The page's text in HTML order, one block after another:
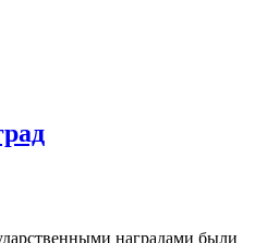
наградами были